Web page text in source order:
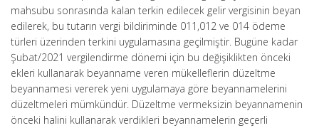
mahsubu sonrasında kalan terkin edilecek gelir vergisinin beyan
edilerek, bu tutarın vergi bildiriminde 011,012 ve 014 ödeme
türleri üzerinden terkini uygulamasına geçilmiştir. Bugüne kadar
Şubat/2021 vergilendirme dönemi için bu değişiklikten önceki
ekleri kullanarak beyanname veren mükelleflerin düzeltme
beyannamesi vererek yeni uygulamaya göre beyannamelerini
düzeltmeleri mümkündür. Düzeltme vermeksizin beyannamenin
önceki halini kullanarak verdikleri beyannamelerin geçerli